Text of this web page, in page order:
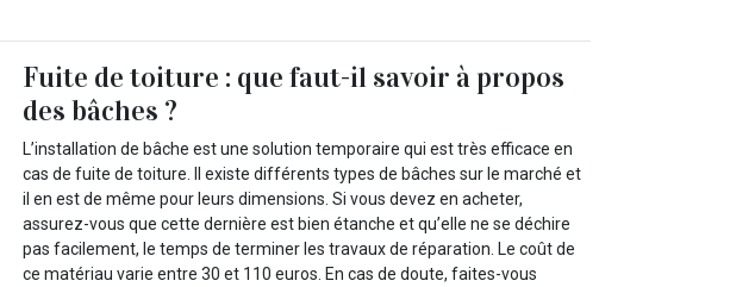
Fuite de toiture : que faut-il savoir à propos
des bâches ?
L’installation de bâche est une solution temporaire qui est très efficace en
cas de fuite de toiture. Il existe différents types de bâches sur le marché et
il en est de même pour leurs dimensions. Si vous devez en acheter,
assurez-vous que cette dernière est bien étanche et qu’elle ne se déchire
pas facilement, le temps de terminer les travaux de réparation. Le coût de
ce matériau varie entre 30 et 110 euros. En cas de doute, faites-vous